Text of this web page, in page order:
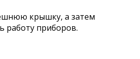
крышку, а затем
работу приборов.